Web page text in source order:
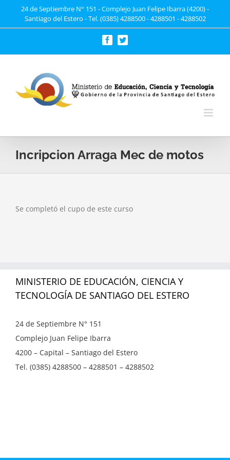
24 de Septiembre N° 151 - Complejo Juan Felipe Ibarra (4200) -
Santiago del Estero - Tel. (0385) 4288500 - 4288501 - 4288502
FacebookTwitter
Incripcion Arraga Mec de motos
Se completó el cupo de este curso
MINISTERIO DE EDUCACIÓN, CIENCIA Y
TECNOLOGÍA DE SANTIAGO DEL ESTERO
24 de Septiembre N° 151
Complejo Juan Felipe Ibarra
4200 – Capital – Santiago del Estero
Tel. (0385) 4288500 – 4288501 – 4288502